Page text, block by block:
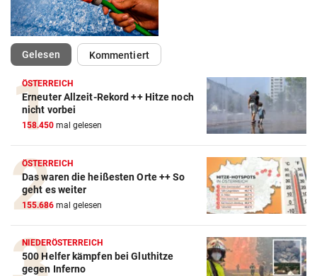
Gelesen(ausgewählt)Kommentiert
ÖSTERREICH
Erneuter Allzeit-Rekord ++ Hitze noch
nicht vorbei
158.450 mal gelesen
ÖSTERREICH
Das waren die heißesten Orte ++ So
geht es weiter
155.686 mal gelesen
NIEDERÖSTERREICH
500 Helfer kämpfen bei Gluthitze
gegen Inferno